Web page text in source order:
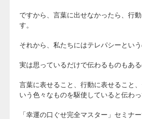
ですから、言葉に出せなかったら、行
す。
それから、私たちにはテレパシーという
実は思っているだけで伝わるものもある
言葉に表せること、行動に表せること
いう色々なものを駆使していると伝わっ
「幸運の口ぐせ完全マスター」セミナ